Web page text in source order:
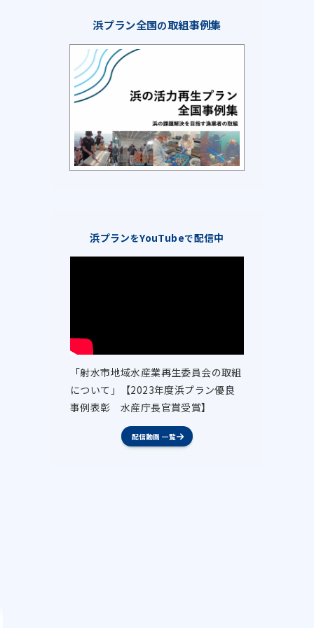
浜プラン全国の取組事例集
浜プランをYouTubeで配信中
「射水市地域水産業再生委員会の取組
について」【2023年度浜プラン優良
事例表彰 水産庁長官賞受賞】
配信動画 一覧